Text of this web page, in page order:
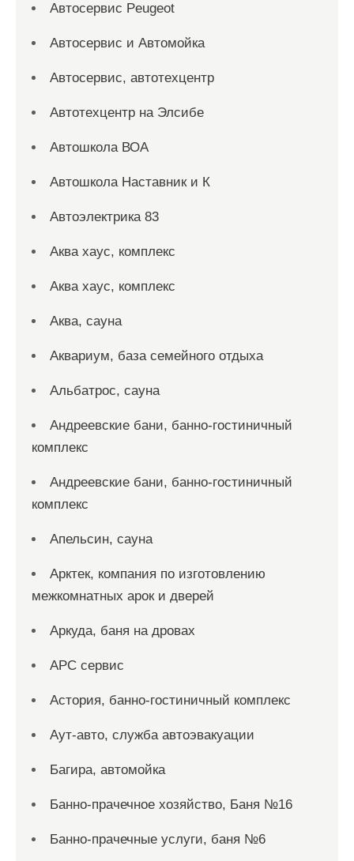
Автосервис Peugeot
Автосервис и Автомойка
Автосервис, автотехцентр
Автотехцентр на Элсибе
Автошкола ВОА
Автошкола Наставник и К
Автоэлектрика 83
Аква хаус, комплекс
Аква хаус, комплекс
Аква, сауна
Аквариум, база семейного отдыха
Альбатрос, сауна
Андреевские бани, банно-гостиничный
комплекс
Андреевские бани, банно-гостиничный
комплекс
Апельсин, сауна
Арктек, компания по изготовлению
межкомнатных арок и дверей
Аркуда, баня на дровах
АРС сервис
Астория, банно-гостиничный комплекс
Аут-авто, служба автоэвакуации
Багира, автомойка
Банно-прачечное хозяйство, Баня №16
Банно-прачечные услуги, баня №6